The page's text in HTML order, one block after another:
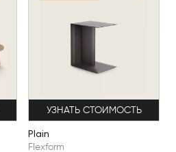
УЗНАТЬ СТОИМОСТЬ
Plain
Flexform